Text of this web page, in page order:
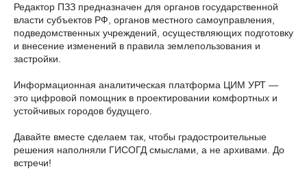
Редактор ПЗЗ предназначен для органов государственной
власти субъектов РФ, органов местного самоуправления,
подведомственных учреждений, осуществляющих подготовку
и внесение изменений в правила землепользования и
застройки.
Информационная аналитическая платформа ЦИМ УРТ —
это цифровой помощник в проектировании комфортных и
устойчивых городов будущего.
Давайте вместе сделаем так, чтобы градостроительные
решения наполняли ГИСОГД смыслами, а не архивами. До
встречи!